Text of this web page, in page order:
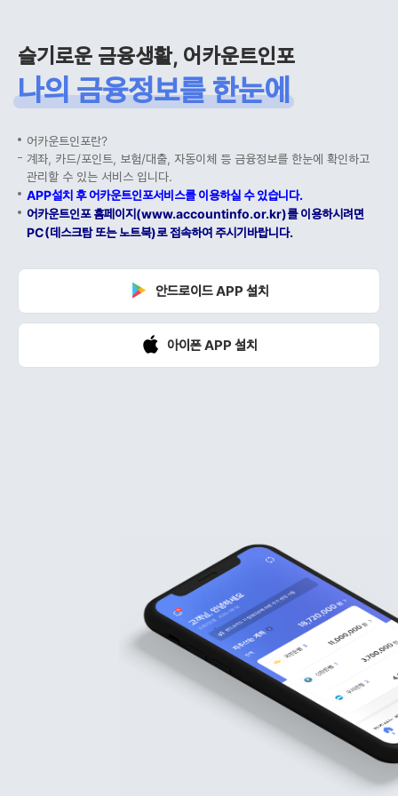
슬기로운 금융생활, 어카운트인포
나의 금융정보를 한눈에
어카운트인포란?
계좌, 카드/포인트, 보험/대출, 자동이체 등 금융정보를 한눈에 확인하고
관리할 수 있는 서비스 입니다.
APP설치 후 어카운트인포서비스를 이용하실 수 있습니다.
어카운트인포 홈페이지(www.accountinfo.or.kr)를 이용하시려면
PC(데스크탑 또는 노트북)로 접속하여 주시기바랍니다.
안드로이드 APP 설치
아이폰 APP 설치